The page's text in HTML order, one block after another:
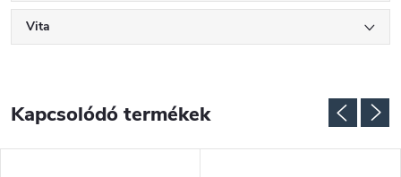
Vita
Kapcsolódó termékek